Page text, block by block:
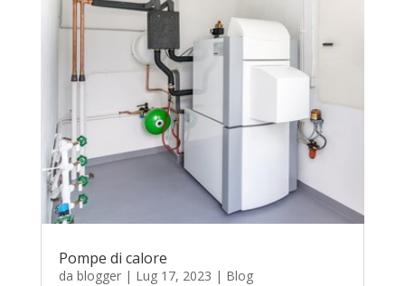
Pompe di calore
da blogger| Lug 17, 2023 | Blog